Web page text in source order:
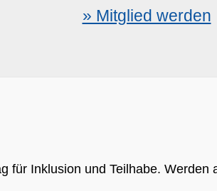
» Mitglied werden
für Inklusion und Teilhabe.